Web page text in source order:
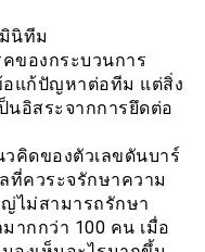
นิทีม
ของกระบวนการ
แก้ปัญหาต่อทีม แต่สิ่ง
นอิสระจากการยึดต่อ
วคิดของตัวเลขดันบาร์
ที่ควระจรักษาความ
ไม่สามารถรักษา
ากกว่า 100 คน เมื่อ